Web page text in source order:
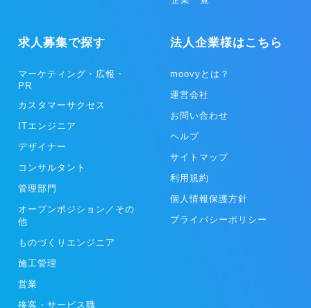
求人募集で探す
マーケティング・広報・
PR
カスタマーサクセス
ITエンジニア
デザイナー
コンサルタント
管理部門
オープンポジション／その
他
ものづくりエンジニア
施工管理
営業
接客・サービス職
法人企業様はこちら
moovyとは？
運営会社
お問い合わせ
ヘルプ
サイトマップ
利用規約
個人情報保護方針
プライバシーポリシー